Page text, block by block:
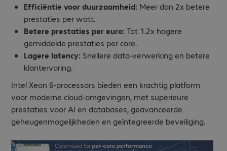
Efficiëntie voor duurzaamheid: Meer dan 2x betere
prestaties per watt.
Betere prestaties per euro: Tot 1.2x hogere
gemiddelde prestaties per core.
Lagere latency: Snellere data-verwerking en betere
klantervaring.
Intel Xeon 6-processors bieden een krachtig platform
voor moderne cloud-omgevingen, met superieure
prestaties voor AI en databases, geavanceerde
geheugenmogelijkheden en geïntegreerde beveiliging.